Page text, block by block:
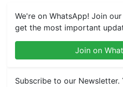
We're on WhatsApp! Join
get the most important
Join on
Subscribe to our Newsletter.